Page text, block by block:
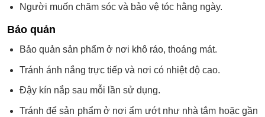
Người muốn chăm sóc và bảo vệ tóc hằng ngày.
Bảo quản
Bảo quản sản phẩm ở nơi khô ráo, thoáng mát.
Tránh ánh nắng trực tiếp và nơi có nhiệt độ cao.
Đậy kín nắp sau mỗi lần sử dụng.
Tránh để sản phẩm ở nơi ẩm ướt như nhà tắm hoặc gần